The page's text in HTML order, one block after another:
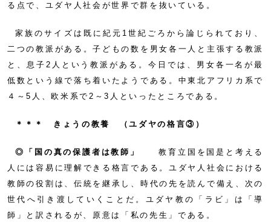
る点で、ユダヤ人社会が世界で群を抜いている。
家族のサイズは既に紀元1世紀ごろから論じられており、
二つの教派がある。子どもの数を男女各一人と主張する教派
と、息子2人という教派がある。今日では、男女各一名が最
低数という線で落ち着いたようである。中東北アフリカ系で
４～5人、欧米系で2～3人といったところである。
＊＊＊ きょうの教養 （ユダヤの格言③）
◎「国の真の保護者は教師」
教育立国を国是と考える
人には容易に理解できる格言である。ユダヤ人社会における
教師の役割は、伝統を継承し、時代の先を読んで備え、次の
世代へ引き渡していくことだ。ユダヤ教の「ラビ」は「導
師」と訳されるが、原意は「私の先生」である。